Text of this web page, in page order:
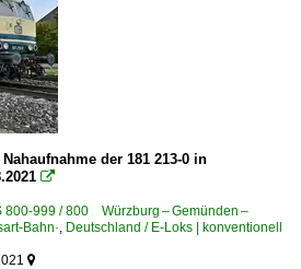
der 181 213-0 in

800-999 / 800 Würzburg – Gemünden –
Bahn· Deutschland / E-Loks | konventionell
